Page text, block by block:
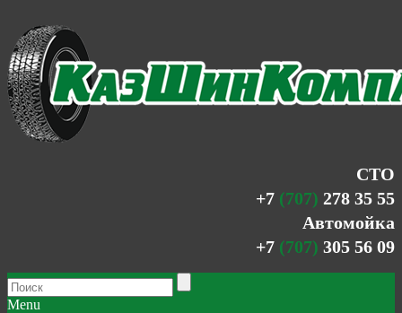
СТО
+7 (707) 278 35 55
Автомойка
+7 (707) 305 56 09
Menu